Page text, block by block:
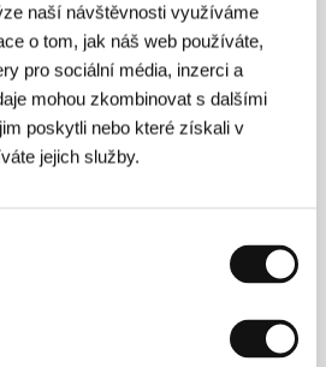
naší návštěvnosti využíváme
o tom, jak náš web používáte,
pro sociální média, inzerci a
mohou zkombinovat s dalšími
poskytli nebo které získali v
jejich služby.
35 mm
/ ScénářDaniel Minaham/
Girls Against
Jamieson/ Producent Jason
Christine Vachon, Katie
Up Pictures/ Hrají